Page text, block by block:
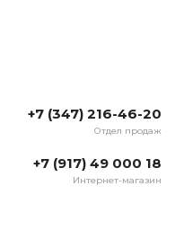
+7 (347) 216-46-20
Отдел продаж
+7 (917) 49 000 18
Интернет-магазин